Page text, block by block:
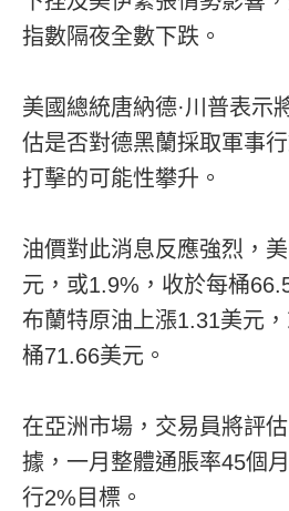
指數隔夜全數下跌。
美國總統唐納德·川普表示
估是否對德黑蘭採取軍事
打擊的可能性攀升。
油價對此消息反應強烈，
元，或1.9%，收於每桶
布蘭特原油上漲1.31美元
桶71.66美元。
在亞洲市場，交易員將評
據，一月整體通脹率45個
行2%目標。